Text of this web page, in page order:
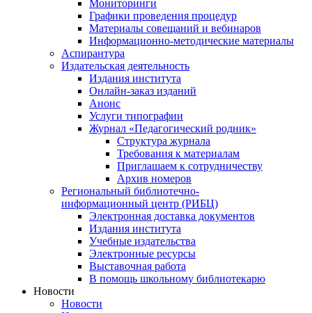
Мониторинги
Графики проведения процедур
Материалы совещаний и вебинаров
Информационно-методические материалы
Аспирантура
Издательская деятельность
Издания института
Онлайн-заказ изданий
Анонс
Услуги типографии
Журнал «Педагогический родник»
Структура журнала
Требования к материалам
Приглашаем к сотрудничеству
Архив номеров
Региональный библиотечно-
информационный центр (РИБЦ)
Электронная доставка документов
Издания института
Учебные издательства
Электронные ресурсы
Выставочная работа
В помощь школьному библиотекарю
Новости
Новости